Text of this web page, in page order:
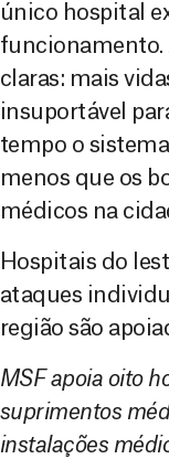
único hospital
funcionamento.
claras: mais
insuportável
tempo o
menos que os
médicos na
Hospitais do
ataques
região são
MSF apoia oito
suprimentos
instalações